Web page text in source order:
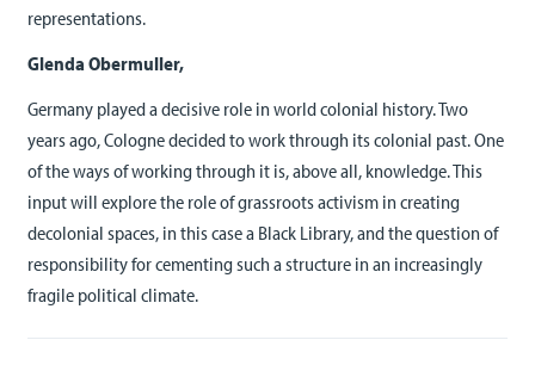
representations.
Glenda Obermuller,
Germany played a decisive role in world colonial history. Two
years ago, Cologne decided to work through its colonial past. One
of the ways of working through it is, above all, knowledge. This
input will explore the role of grassroots activism in creating
decolonial spaces, in this case a Black Library, and the question of
responsibility for cementing such a structure in an increasingly
fragile political climate.